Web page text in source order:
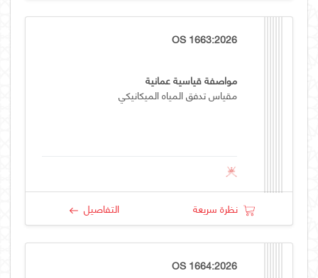
OS 1663:2026
مواصفة قياسية عمانية
مقياس تدفق المياه الميكانيكي
نظرة سريعة التفاصيل
OS 1664:2026